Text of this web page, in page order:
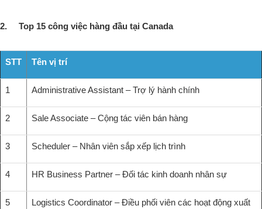
2. Top 15 công việc hàng đầu tại Canada
STT Tên vị trí
1 Administrative Assistant – Trợ lý hành chính
2 Sale Associate – Cộng tác viên bán hàng
3 Scheduler – Nhân viên sắp xếp lịch trình
4 HR Business Partner – Đối tác kinh doanh nhân sự
5
Logistics Coordinator – Điều phối viên các hoạt động xuất